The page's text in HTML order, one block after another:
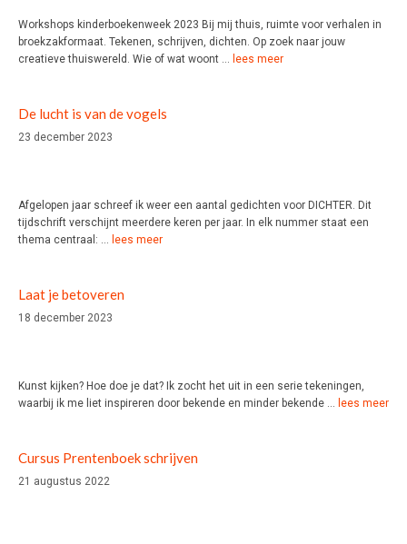
Workshops kinderboekenweek 2023 Bij mij thuis, ruimte voor verhalen in
broekzakformaat. Tekenen, schrijven, dichten. Op zoek naar jouw
creatieve thuiswereld. Wie of wat woont …
lees meer
De lucht is van de vogels
23 december 2023
Afgelopen jaar schreef ik weer een aantal gedichten voor DICHTER. Dit
tijdschrift verschijnt meerdere keren per jaar. In elk nummer staat een
thema centraal: … lees meer
Laat je betoveren
18 december 2023
Kunst kijken? Hoe doe je dat? Ik zocht het uit in een serie tekeningen,
waarbij ik me liet inspireren door bekende en minder bekende … lees meer
Cursus Prentenboek schrijven
21 augustus 2022